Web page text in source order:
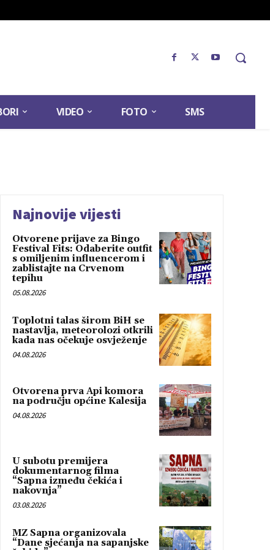
VIDEO FOTO SMS
Najnovije vijesti
Otvorene prijave za Bingo
Festival Fits: Odaberite outfit
s omiljenim influencerom i
zablistajte na Crvenom
tepihu
05.08.2026
Toplotni talas širom BiH se
nastavlja, meteorolozi otkrili
kada nas očekuje osvježenje
04.08.2026
Otvorena prva Api komora
na području općine Kalesija
04.08.2026
U subotu premijera
dokumentarnog filma
“Sapna između čekića i
nakovnja”
03.08.2026
MZ Sapna organizovala
“Dane sjećanja na sapanjske